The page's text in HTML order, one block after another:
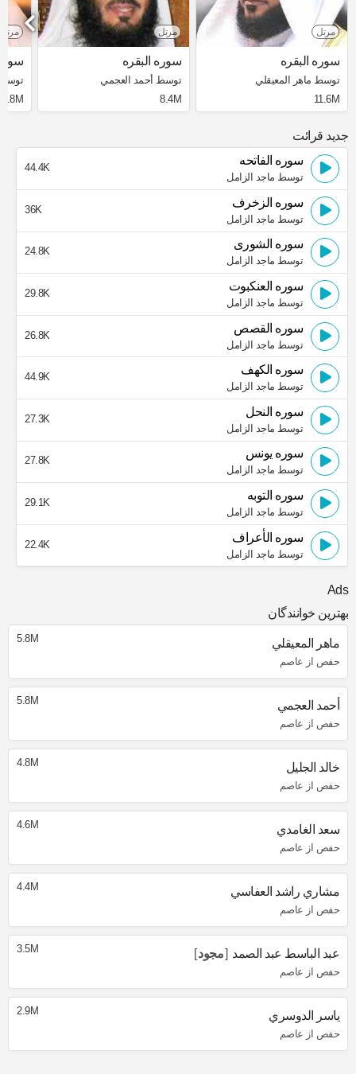
مرتل
سوره البقره
توسط ماهر المعيقلي
11.6M
مرتل
سوره البقره
توسط أحمد العجمي
8.4M
مرتل
3.8M
جدید قرائت
سوره الفاتحه
توسط ماجد الزامل
44.4K
سوره الزخرف
توسط ماجد الزامل
36K
سوره الشورى
توسط ماجد الزامل
24.8K
سوره العنكبوت
توسط ماجد الزامل
29.8K
سوره القصص
توسط ماجد الزامل
26.8K
سوره الكهف
توسط ماجد الزامل
44.9K
سوره النحل
توسط ماجد الزامل
27.3K
سوره يونس
توسط ماجد الزامل
27.8K
سوره التوبه
توسط ماجد الزامل
29.1K
سوره الأعراف
توسط ماجد الزامل
22.4K
Ads
بهترین خوانندگان
ماهر المعيقلي
حفص از عاصم
5.8M
أحمد العجمي
حفص از عاصم
5.8M
خالد الجليل
حفص از عاصم
4.8M
سعد الغامدي
حفص از عاصم
4.6M
مشاري راشد العفاسي
حفص از عاصم
4.4M
عبد الباسط عبد الصمد مجود
حفص از عاصم
3.5M
ياسر الدوسري
حفص از عاصم
2.9M